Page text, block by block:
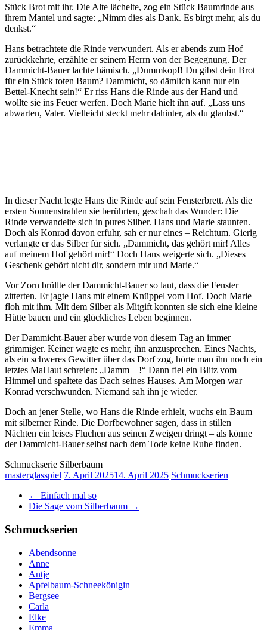
Stück Brot mit ihr. Die Alte lächelte, zog ein Stück Baumrinde aus
ihrem Mantel und sagte: „Nimm dies als Dank. Es birgt mehr, als du
denkst.“
Hans betrachtete die Rinde verwundert. Als er abends zum Hof
zurückkehrte, erzählte er seinem Herrn von der Begegnung. Der
Dammicht-Bauer lachte hämisch. „Dummkopf! Du gibst dein Brot
für ein Stück toten Baum? Dammicht, so dämlich kann nur ein
Bettel-Knecht sein!“ Er riss Hans die Rinde aus der Hand und
wollte sie ins Feuer werfen. Doch Marie hielt ihn auf. „Lass uns
abwarten, Vater. Vielleicht steckt mehr dahinter, als du glaubst.“
In dieser Nacht legte Hans die Rinde auf sein Fensterbrett. Als die
ersten Sonnenstrahlen sie berührten, geschah das Wunder: Die
Rinde verwandelte sich in pures Silber. Hans und Marie staunten.
Doch als Konrad davon erfuhr, sah er nur eines – Reichtum. Gierig
verlangte er das Silber für sich. „Dammicht, das gehört mir! Alles
auf meinem Hof gehört mir!“ Doch Hans weigerte sich. „Dieses
Geschenk gehört nicht dir, sondern mir und Marie.“
Vor Zorn brüllte der Dammicht-Bauer so laut, dass die Fenster
zitterten. Er jagte Hans mit einem Knüppel vom Hof. Doch Marie
floh mit ihm. Mit dem Silber als Mitgift konnten sie sich eine kleine
Hütte bauen und ein glückliches Leben beginnen.
Der Dammicht-Bauer aber wurde von diesem Tag an immer
grimmiger. Keiner wagte es mehr, ihn anzusprechen. Eines Nachts,
als ein schweres Gewitter über das Dorf zog, hörte man ihn noch ein
letztes Mal laut schreien: „Damm—!“ Dann fiel ein Blitz vom
Himmel und spaltete das Dach seines Hauses. Am Morgen war
Konrad verschwunden. Niemand sah ihn je wieder.
Doch an jener Stelle, wo Hans die Rinde erhielt, wuchs ein Baum
mit silberner Rinde. Die Dorfbewohner sagen, dass in stillen
Nächten ein leises Fluchen aus seinen Zweigen dringt – als könne
der Dammicht-Bauer selbst nach dem Tode keine Ruhe finden.
Schmuckserie Silberbaum
masterglasspiel 7. April 202514. April 2025 Schmuckserien
← Einfach mal so
Die Sage vom Silberbaum →
Schmuckserien
Abendsonne
Anne
Antje
Apfelbaum-Schneekönigin
Bergsee
Carla
Elke
Emma